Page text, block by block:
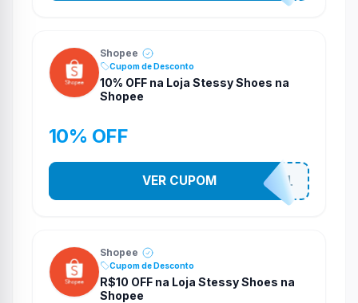
Shopee
Cupom de Desconto
10% OFF na Loja Stessy Shoes na
Shopee
10% OFF
STES2541
VER CUPOM
Shopee
Cupom de Desconto
R$10 OFF na Loja Stessy Shoes na
Shopee